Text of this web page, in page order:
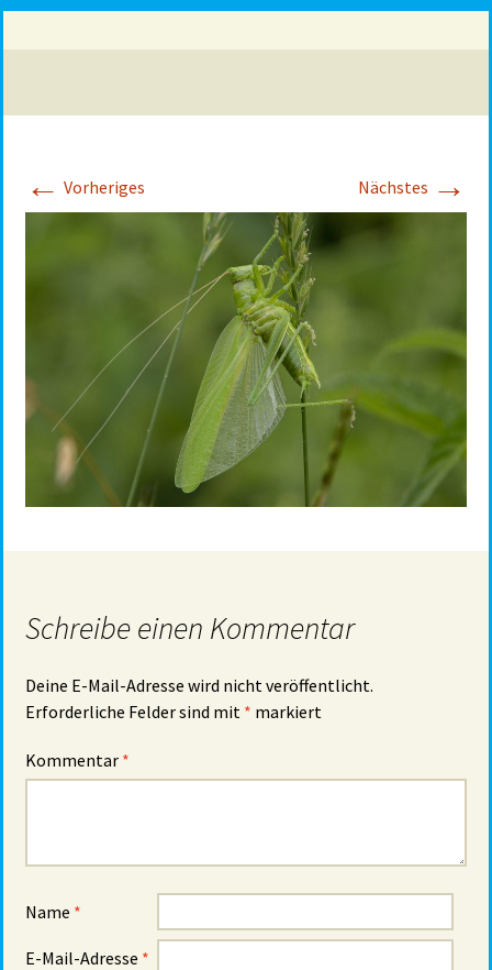
← Vorheriges Nächstes →
Schreibe einen Kommentar
Deine E-Mail-Adresse wird nicht veröffentlicht.
Erforderliche Felder sind mit * markiert
Kommentar *
Name *
E-Mail-Adresse *